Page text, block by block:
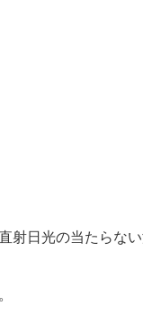
射日光の当たらない